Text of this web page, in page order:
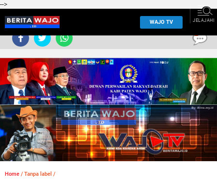
-->
WAJO TV JELAJAHI
Home / Tanpa label /